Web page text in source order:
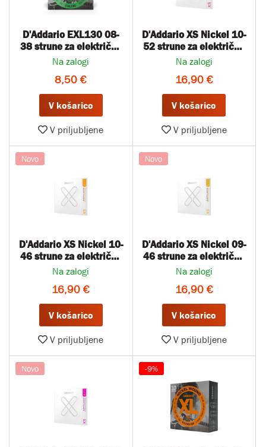
D'Addario EXL130 08-
38 strune za električno
kitaro
Na zalogi
8,50 €
V košarico
V priljubljene
D'Addario XS Nickel 10-
52 strune za električno
kitaro
Na zalogi
16,90 €
V košarico
V priljubljene
D'Addario XS Nickel 10-
46 strune za električno
kitaro
Na zalogi
16,90 €
V košarico
V priljubljene
Novo
D'Addario XS Nickel 09-
46 strune za električno
kitaro
Na zalogi
16,90 €
V košarico
V priljubljene
Novo
Novo -9%